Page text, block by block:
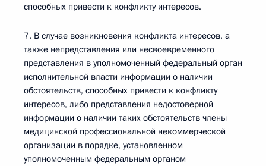
способных привести к конфликту интересов.
7. В случае возникновения конфликта интересов, а
также непредставления или несвоевременного
представления в уполномоченный федеральный орган
исполнительной власти информации о наличии
обстоятельств, способных привести к конфликту
интересов, либо представления недостоверной
информации о наличии таких обстоятельств члены
медицинской профессиональной некоммерческой
организации в порядке, установленном
уполномоченным федеральным органом